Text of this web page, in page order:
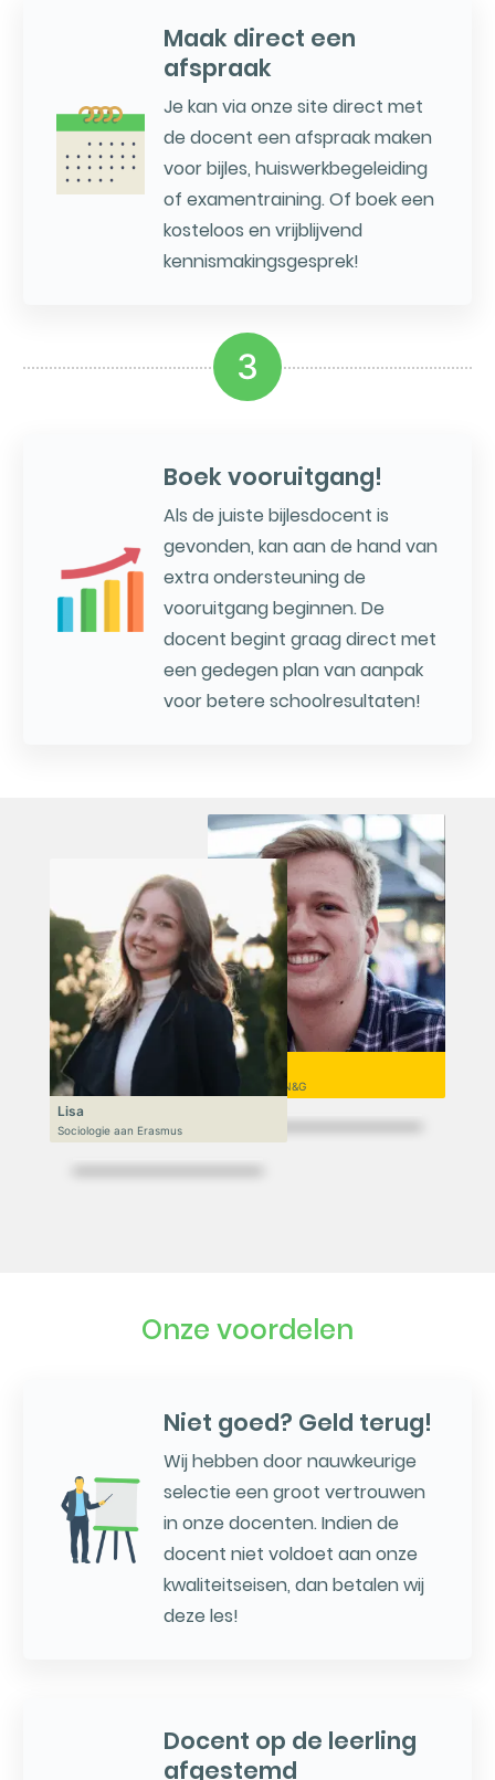
Maak direct een
afspraak
Je kan via onze site direct met
de docent een afspraak maken
voor bijles, huiswerkbegeleiding
of examentraining. Of boek een
kosteloos en vrijblijvend
kennismakingsgesprek!
3
Boek vooruitgang!
Als de juiste bijlesdocent is
gevonden, kan aan de hand van
extra ondersteuning de
vooruitgang beginnen. De
docent begint graag direct met
een gedegen plan van aanpak
voor betere schoolresultaten!
Niek
VWO 6, N&T/N&G
Lisa
Sociologie aan Erasmus
Onze voordelen
Niet goed? Geld terug!
Wij hebben door nauwkeurige
selectie een groot vertrouwen
in onze docenten. Indien de
docent niet voldoet aan onze
kwaliteitseisen, dan betalen wij
deze les!
Docent op de leerling
afgestemd